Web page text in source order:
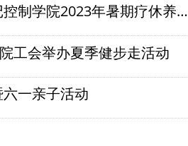
领略山海风情，不负盛夏时光—记控制学院2023年暑期疗休养活动
工会举办夏季健步走活动
一亲子活动